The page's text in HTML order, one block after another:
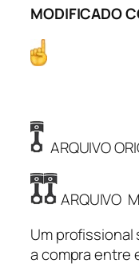
A
A
A
D
O
R
O
R
MODIFICADO
ARQUIVO
ARQUIVO
Um profissional
a compra entre